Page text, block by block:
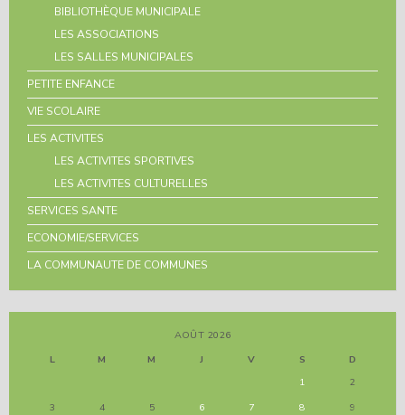
BIBLIOTHÈQUE MUNICIPALE
LES ASSOCIATIONS
LES SALLES MUNICIPALES
PETITE ENFANCE
VIE SCOLAIRE
LES ACTIVITES
LES ACTIVITES SPORTIVES
LES ACTIVITES CULTURELLES
SERVICES SANTE
ECONOMIE/SERVICES
LA COMMUNAUTE DE COMMUNES
AOÛT 2026
L
M M J V S
D
1
2
3
4 5 6 7 8
9